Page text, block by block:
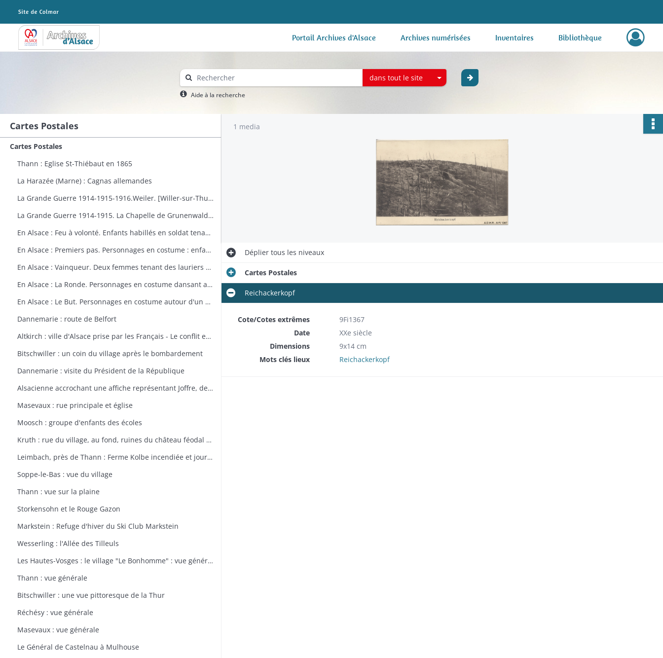
Archives Alsace - Colmar Portail Archives d'Alsace Archives numérisées Inventaires Bibliothèque
dans tout le site
Aide à la recherche
Cartes Postales
Cartes Postales
Thann : Eglise St-Thiébaut en 1865
La Harazée (Marne) : Cagnas allemandes
La Grande Guerre 1914-1915-1916.Weiler. [Willer-sur-Thur] : vue générale
La Grande Guerre 1914-1915. La Chapelle de Grunenwald près de Uderdersept habillés en soldat tenant un fusil. Dessin par Delalain.
En Alsace : Feu à volonté. Enfants habillés en soldat tenant un fusil. Dessin par Delalain.
En Alsace : Premiers pas. Personnages en costume : enfant allant vers le drapeau français. Dessin par Delalain.
En Alsace : Vainqueur. Deux femmes tenant des lauriers et un homme en costume. Dessin par Delalain.
En Alsace : La Ronde. Personnages en costume dansant autour du drapeau français. Dessin par Delalain.
En Alsace : Le But. Personnages en costume autour d'un drapeau français. Dessin par Delalain
Dannemarie : route de Belfort
Altkirch : ville d'Alsace prise par les Français - Le conflit européen en 1914
Bitschwiller : un coin du village après le bombardement
Dannemarie : visite du Président de la République
Alsacienne accrochant une affiche représentant Joffre, dessin de Th. CROY
Masevaux : rue principale et église
Moosch : groupe d'enfants des écoles
Kruth : rue du village, au fond, ruines du château féodal de Wildenstein
Leimbach, près de Thann : Ferme Kolbe incendiée et journellement bombardée avec les dépendances en ruines
Soppe-le-Bas : vue du village
Thann : vue sur la plaine
Storkensohn et le Rouge Gazon
Markstein : Refuge d'hiver du Ski Club Markstein
Wesserling : l'Allée des Tilleuls
Les Hautes-Vosges : le village "Le Bonhomme" : vue générale
Thann : vue générale
Bitschwiller : une vue pittoresque de la Thur
Réchésy : vue générale
Masevaux : vue générale
Le Général de Castelnau à Mulhouse
1 media
Dépliertous les niveaux
Cartes Postales
Reichackerkopf
Cote/Cotes extrêmes
9Fi1367
Date
XXe siècle
Dimensions
9x14 cm
Mots clés lieux
Reichackerkopf